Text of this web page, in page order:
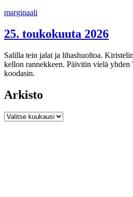
Siirry
marginaali
25. toukokuuta 2026
Salilla tein jalat ja lihashuoltoa.
kellon rannekkeen. Päivitin vielä yhden
koodasin.
Arkisto